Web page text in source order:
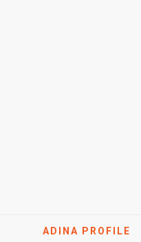
ADINA PROFILE